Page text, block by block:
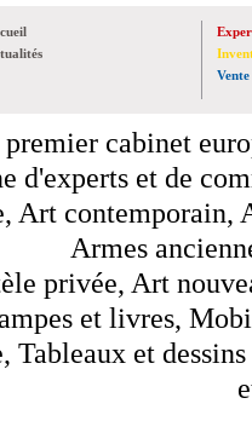
Vente
cabinet
d'experts et de
Art contemporain,
Armes
privée, Art
et livres,
et